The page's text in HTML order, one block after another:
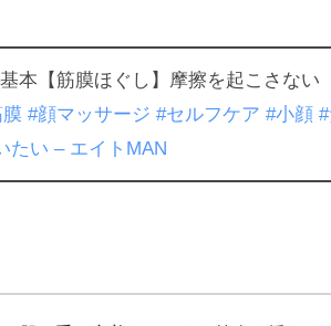
本【筋膜ほぐし】摩擦を起こさない
#顔マッサージ #セルフケア #小顔
たい – エイトMAN